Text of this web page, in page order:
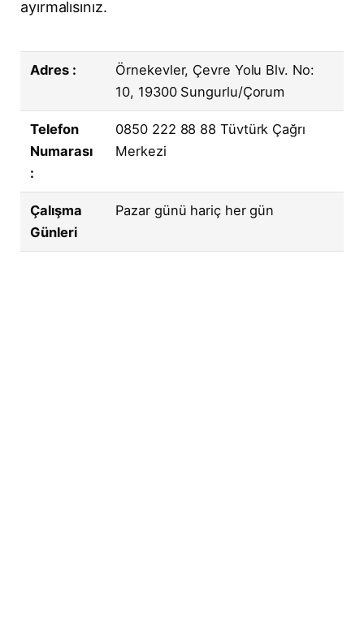
ayırmalısınız.
Adres :
Örnekevler, Çevre Yolu Blv. No:
10, 19300 Sungurlu/Çorum
Telefon
Numarası
:
0850 222 88 88 Tüvtürk Çağrı
Merkezi
Çalışma
Günleri
Pazar günü hariç her gün